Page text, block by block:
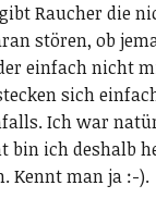
Raucher die
stören, ob
einfach nicht
sich
Ich war
bin ich deshalb
Kennt man ja :-).